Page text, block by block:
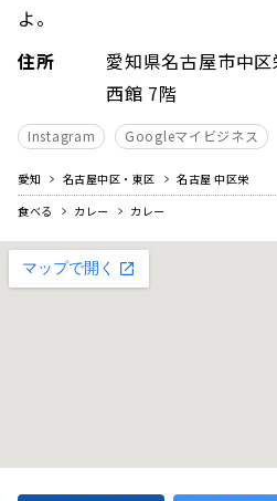
よ。
住所
愛知県名古屋市中
西館 7階
Instagram Googleマイビジネス
愛知 名古屋中区・東区
名古屋 中区栄
食べる
カレー カレー